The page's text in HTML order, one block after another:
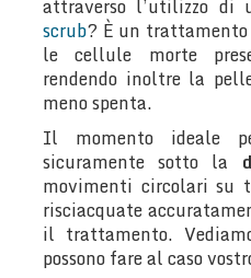
attraverso l’utilizzo di
scrub? È un
le cellule morte
rendendo inoltre la
meno spenta.
Il momento ideale
sicuramente sotto la
movimenti circolari su
risciacquate
il trattamento.
possono fare al caso